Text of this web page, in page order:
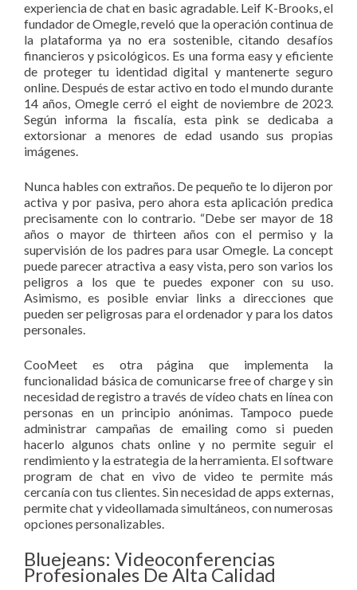
experiencia de chat en basic agradable. Leif K-Brooks, el
fundador de Omegle, reveló que la operación continua de
la plataforma ya no era sostenible, citando desafíos
financieros y psicológicos. Es una forma easy y eficiente
de proteger tu identidad digital y mantenerte seguro
online. Después de estar activo en todo el mundo durante
14 años, Omegle cerró el eight de noviembre de 2023.
Según informa la fiscalía, esta pink se dedicaba a
extorsionar a menores de edad usando sus propias
imágenes.
Nunca hables con extraños. De pequeño te lo dijeron por
activa y por pasiva, pero ahora esta aplicación predica
precisamente con lo contrario. “Debe ser mayor de 18
años o mayor de thirteen años con el permiso y la
supervisión de los padres para usar Omegle. La concept
puede parecer atractiva a easy vista, pero son varios los
peligros a los que te puedes exponer con su uso.
Asimismo, es posible enviar links a direcciones que
pueden ser peligrosas para el ordenador y para los datos
personales.
CooMeet es otra página que implementa la
funcionalidad básica de comunicarse free of charge y sin
necesidad de registro a través de vídeo chats en línea con
personas en un principio anónimas. Tampoco puede
administrar campañas de emailing como si pueden
hacerlo algunos chats online y no permite seguir el
rendimiento y la estrategia de la herramienta. El software
program de chat en vivo de video te permite más
cercanía con tus clientes. Sin necesidad de apps externas,
permite chat y videollamada simultáneos, con numerosas
opciones personalizables.
Bluejeans: Videoconferencias
Profesionales De Alta Calidad